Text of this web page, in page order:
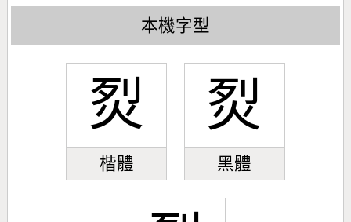
本機字型
烮
楷體
烮
黑體